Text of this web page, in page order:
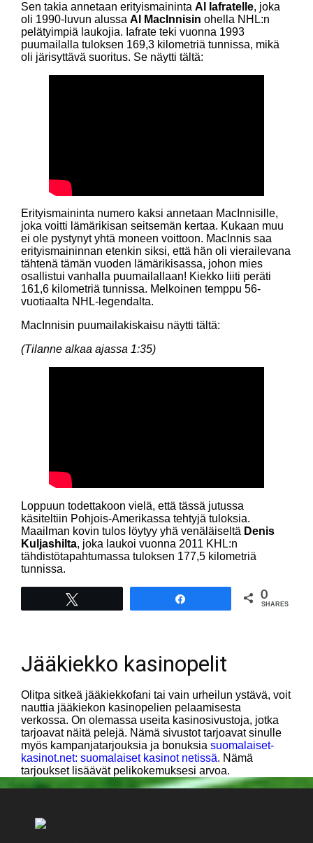
Sen takia annetaan erityismaininta Al Iafratelle, joka
oli 1990-luvun alussa Al MacInnisin ohella NHL:n
pelätyimpiä laukojia. Iafrate teki vuonna 1993
puumailalla tuloksen 169,3 kilometriä tunnissa, mikä
oli järisyttävä suoritus. Se näytti tältä:
Erityismaininta numero kaksi annetaan MacInnisille,
joka voitti lämärikisan seitsemän kertaa. Kukaan muu
ei ole pystynyt yhtä moneen voittoon. MacInnis saa
erityismaininnan etenkin siksi, että hän oli vierailevana
tähtenä tämän vuoden lämärikisassa, johon mies
osallistui vanhalla puumailallaan! Kiekko liiti peräti
161,6 kilometriä tunnissa. Melkoinen temppu 56-
vuotiaalta NHL-legendalta.
MacInnisin puumailakiskaisu näytti tältä:
(Tilanne alkaa ajassa 1:35)
Loppuun todettakoon vielä, että tässä jutussa
käsiteltiin Pohjois-Amerikassa tehtyjä tuloksia.
Maailman kovin tulos löytyy yhä venäläiseltä Denis
Kuljashilta, joka laukoi vuonna 2011 KHL:n
tähdistötapahtumassa tuloksen 177,5 kilometriä
tunnissa.
0
SHARES
Jääkiekko kasinopelit
Olitpa sitkeä jääkiekkofani tai vain urheilun ystävä, voit
nauttia jääkiekon kasinopelien pelaamisesta
verkossa. On olemassa useita kasinosivustoja, jotka
tarjoavat näitä pelejä. Nämä sivustot tarjoavat sinulle
myös kampanjatarjouksia ja bonuksia suomalaiset-
kasinot.net: suomalaiset kasinot netissä. Nämä
tarjoukset lisäävät pelikokemuksesi arvoa.